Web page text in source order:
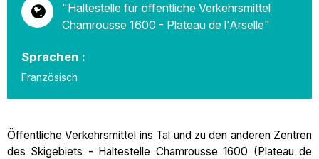
"Haltestelle für öffentliche Verkehrsmittel
Chamrousse 1600 - Plateau de l'Arselle"
Sprachen :
Französisch
Öffentliche Verkehrsmittel ins Tal und zu den anderen Zentren
des Skigebiets - Haltestelle Chamrousse 1600 (Plateau de